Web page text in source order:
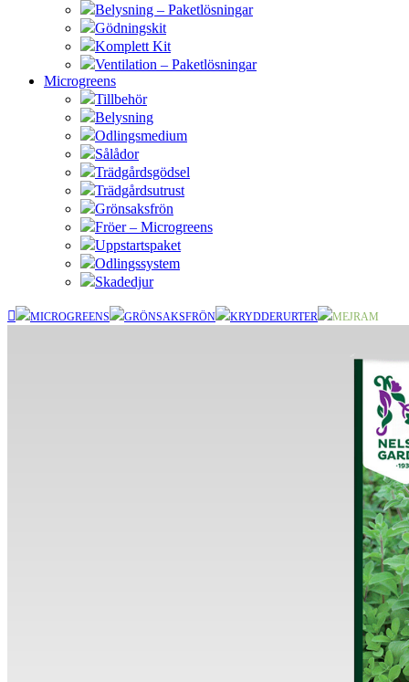
Belysning – Paketlösningar
Gödningskit
Komplett Kit
Ventilation – Paketlösningar
Microgreens
Tillbehör
Belysning
Odlingsmedium
Sålådor
Trädgårdsgödsel
Trädgårdsutrust
Grönsaksfrön
Fröer – Microgreens
Uppstartspaket
Odlingssystem
Skadedjur
MICROGREENS GRÖNSAKSFRÖN KRYDDERURTER MEJRAM